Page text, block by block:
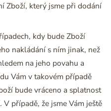
Zboží, který jsme při dodání
kdy bude Zboží
nakládání s ním jinak, než
na jeho povahu a
Vám v takovém případě
bude vráceno a splatnost
případě, že jsme Vám ještě